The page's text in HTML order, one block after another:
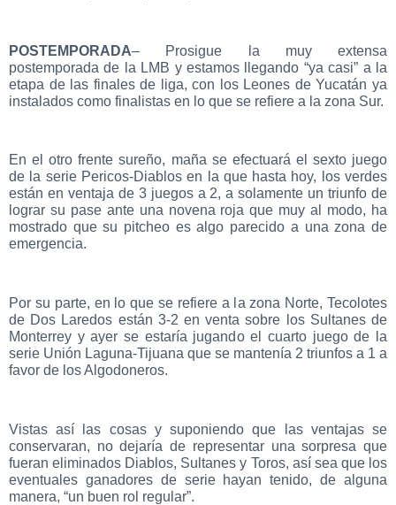
POSTEMPORADA– Prosigue la muy extensa
postemporada de la LMB y estamos llegando “ya casi” a la
etapa de las finales de liga, con los Leones de Yucatán ya
instalados como finalistas en lo que se refiere a la zona Sur.
En el otro frente sureño, maña se efectuará el sexto juego
de la serie Pericos-Diablos en la que hasta hoy, los verdes
están en ventaja de 3 juegos a 2, a solamente un triunfo de
lograr su pase ante una novena roja que muy al modo, ha
mostrado que su pitcheo es algo parecido a una zona de
emergencia.
Por su parte, en lo que se refiere a la zona Norte, Tecolotes
de Dos Laredos están 3-2 en venta sobre los Sultanes de
Monterrey y ayer se estaría jugando el cuarto juego de la
serie Unión Laguna-Tijuana que se mantenía 2 triunfos a 1 a
favor de los Algodoneros.
Vistas así las cosas y suponiendo que las ventajas se
conservaran, no dejaría de representar una sorpresa que
fueran eliminados Diablos, Sultanes y Toros, así sea que los
eventuales ganadores de serie hayan tenido, de alguna
manera, “un buen rol regular”.